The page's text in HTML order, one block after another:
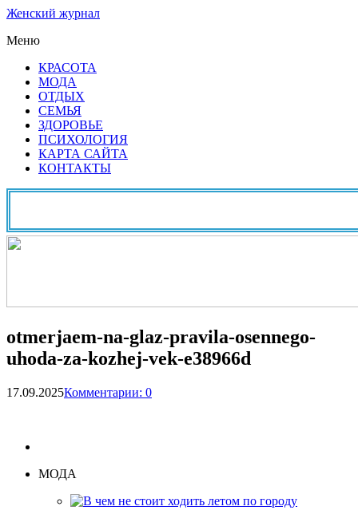
Женский журнал
Меню
КРАСОТА
МОДА
ОТДЫХ
СЕМЬЯ
ЗДОРОВЬЕ
ПСИХОЛОГИЯ
КАРТА САЙТА
КОНТАКТЫ
otmerjaem-na-glaz-pravila-osennego-
uhoda-za-kozhej-vek-e38966d
17.09.2025Комментарии: 0
МОДА